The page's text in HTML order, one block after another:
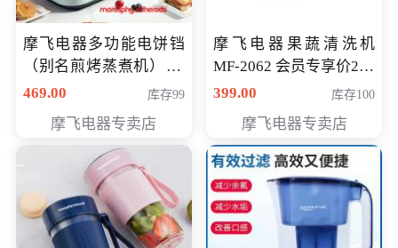
摩飞电器多功能电饼铛
（别名煎烤蒸煮机） 型
号MF-8888B 会员专享
469.00 库存99
摩飞电器专卖店
摩飞电器果蔬清洗机
MF-2062 会员专享价268
元
399.00 库存100
摩飞电器专卖店